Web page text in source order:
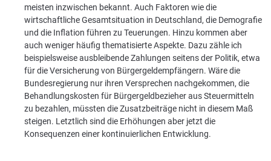
meisten inzwischen bekannt. Auch Faktoren wie die
wirtschaftliche Gesamtsituation in Deutschland, die Demografie
und die Inflation führen zu Teuerungen. Hinzu kommen aber
auch weniger häufig thematisierte Aspekte. Dazu zähle ich
beispielsweise ausbleibende Zahlungen seitens der Politik, etwa
für die Versicherung von Bürgergeldempfängern. Wäre die
Bundesregierung nur ihren Versprechen nachgekommen, die
Behandlungskosten für Bürgergeldbezieher aus Steuermitteln
zu bezahlen, müssten die Zusatzbeiträge nicht in diesem Maß
steigen. Letztlich sind die Erhöhungen aber jetzt die
Konsequenzen einer kontinuierlichen Entwicklung.